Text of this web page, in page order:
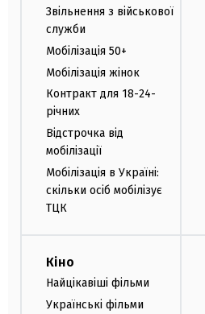
Звільнення з військової
служби
Мобілізація 50+
Мобілізація жінок
Контракт для 18-24-
річних
Відстрочка від
мобілізації
Мобілізація в Україні:
скільки осіб мобілізує
ТЦК
Кіно
Найцікавіші фільми
Українські фільми